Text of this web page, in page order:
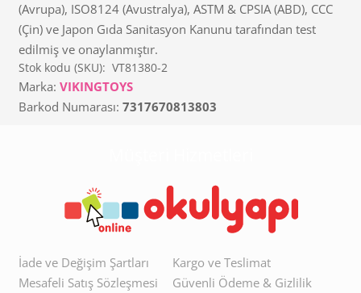
(Avrupa), ISO8124 (Avustralya), ASTM & CPSIA (ABD), CCC
(Çin) ve Japon Gıda Sanitasyon Kanunu tarafından test
edilmiş ve onaylanmıştır.
Stok kodu (SKU): VT81380-2
Marka: VIKINGTOYS
Barkod Numarası: 7317670813803
İade ve Değişim Şartları
Mesafeli Satış Sözleşmesi
Kargo ve Teslimat
Güvenli Ödeme & Gizlilik